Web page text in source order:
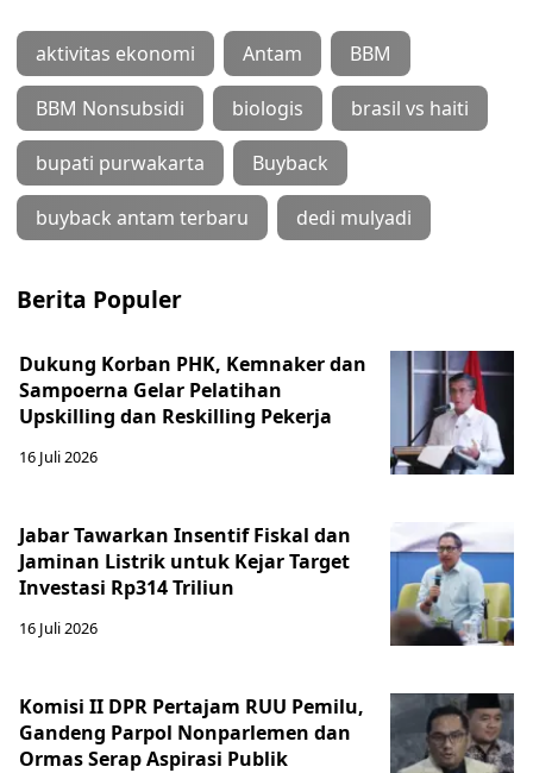
aktivitas ekonomi Antam BBM
BBM Nonsubsidi biologis brasil vs haiti
bupati purwakarta Buyback
buyback antam terbaru dedi mulyadi
Berita Populer
Dukung Korban PHK, Kemnaker dan
Sampoerna Gelar Pelatihan
Upskilling dan Reskilling Pekerja
16 Juli 2026
Jabar Tawarkan Insentif Fiskal dan
Jaminan Listrik untuk Kejar Target
Investasi Rp314 Triliun
16 Juli 2026
Komisi II DPR Pertajam RUU Pemilu,
Gandeng Parpol Nonparlemen dan
Ormas Serap Aspirasi Publik